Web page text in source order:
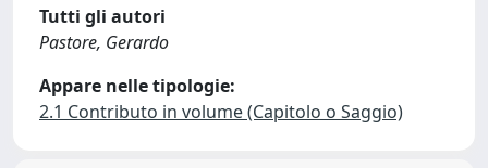
Tutti gli autori
Pastore, Gerardo
Appare nelle tipologie:
2.1 Contributo in volume (Capitolo o Saggio)